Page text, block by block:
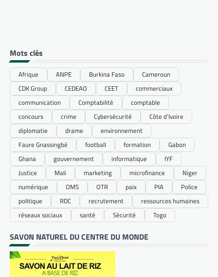
Mots clés
Afrique ANPE Burkina Faso
Cameroun
CDK Group
CEDEAO CEET
commerciaux
communication
Comptabilité
comptable
concours
crime Cybersécurité
Côte d’Ivoire
diplomatie
drame
environnement
Faure Gnassingbé
football formation
Gabon
Ghana
gouvernement informatique
IYF
Justice
Mali marketing microfinance
Niger
numérique
OMS OTR paix PIA
Police
politique
RDC recrutement
ressources humaines
réseaux sociaux
santé Sécurité Togo
SAVON NATUREL DU CENTRE DU MONDE